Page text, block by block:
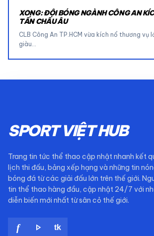
XONG: ĐỘI BÓNG NGÀNH CÔNG AN
TẤN CHÂU ÂU
CLB Công An TP.HCM vừa kích nổ thương vụ
giàu…
SPORT VIỆT HUB
Trang tin tức thể thao cập nhật nhanh kết
lịch thi đấu, bảng xếp hạng và những tin
bóng đá từ các giải đấu lớn trên thế giới.
tin thể thao hàng đầu, cập nhật 24/7 với
diễn biến mới nhất từ sân cỏ thế giới.
f play_arrow tk